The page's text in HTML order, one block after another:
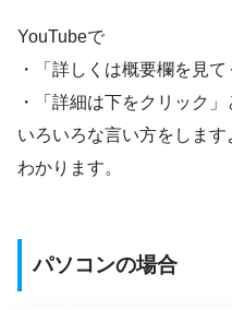
YouTubeで
・「詳しくは概要欄を見
・「詳細は下をクリック」
いろいろな言い方をしま
わかります。
パソコンの場合